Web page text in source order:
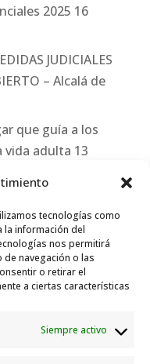
tecnologías como
la información del
nos permitirá
navegación o las
o retirar el
a ciertas características
Siempre activo
2025 16
JUDICIALES
– Alcalá de
que guía a los
vida adulta 13
empleo en el
de Protección